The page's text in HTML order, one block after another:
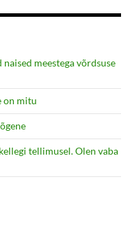
meestega võrdsuse
on mitu
tellimusel. Olen vaba